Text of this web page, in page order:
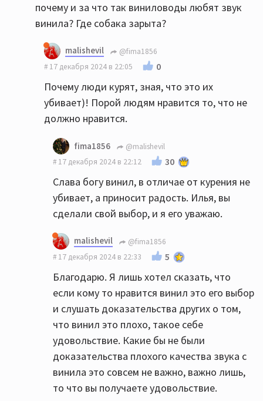
почему и за что так виниловоды любят звук
винила? Где собака зарыта?
malishevil
@fima1856
17 декабря 2024 в 22:05
0
Почему люди курят, зная, что это их
убивает)! Порой людям нравится то, что не
должно нравится.
fima1856
@malishevil
17 декабря 2024 в 22:12
30
Слава богу винил, в отличае от курения не
убивает, а приносит радость. Илья, вы
сделали свой выбор, и я его уважаю.
malishevil
@fima1856
17 декабря 2024 в 22:33
5
Благодарю. Я лишь хотел сказать, что
если кому то нравится винил это его выбор
и слушать доказательства других о том,
что винил это плохо, такое себе
удовольствие. Какие бы не были
доказательства плохого качества звука с
винила это совсем не важно, важно лишь,
то что вы получаете удовольствие.